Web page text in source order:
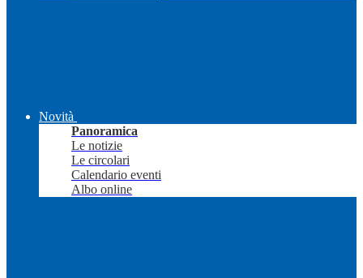
Novità
Panoramica
Le notizie
Le circolari
Calendario eventi
Albo online